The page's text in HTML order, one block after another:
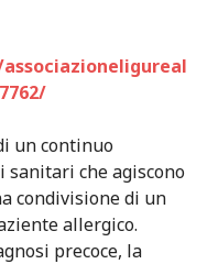
un continuo
che agiscono
condivisione di un
allergico.
precoce, la